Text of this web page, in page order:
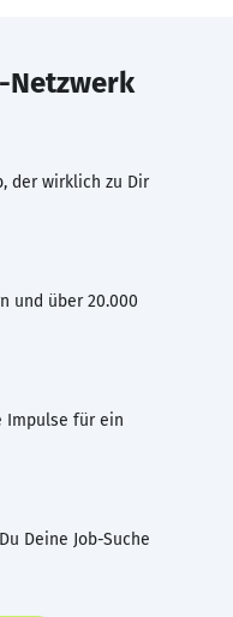
Netzwerk
der wirklich zu Dir
und über 20.000
Impulse für ein
Deine Job-Suche